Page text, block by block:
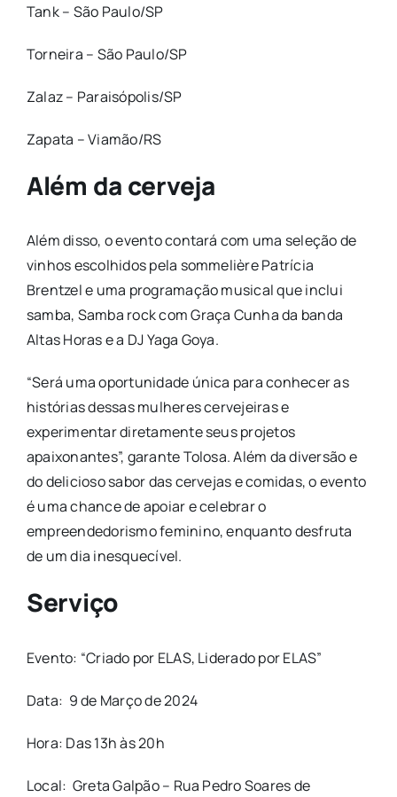
Tank – São Paulo/SP
Torneira – São Paulo/SP
Zalaz – Paraisópolis/SP
Zapata – Viamão/RS
Além da cerveja
Além disso, o evento contará com uma seleção de
vinhos escolhidos pela sommelière Patrícia
Brentzel e uma programação musical que inclui
samba, Samba rock com Graça Cunha da banda
Altas Horas e a DJ Yaga Goya.
“Será uma oportunidade única para conhecer as
histórias dessas mulheres cervejeiras e
experimentar diretamente seus projetos
apaixonantes”, garante Tolosa. Além da diversão e
do delicioso sabor das cervejas e comidas, o evento
é uma chance de apoiar e celebrar o
empreendedorismo feminino, enquanto desfruta
de um dia inesquecível.
Serviço
Evento: “Criado por ELAS, Liderado por ELAS”
Data: 9 de Março de 2024
Hora: Das 13h às 20h
Local: Greta Galpão – Rua Pedro Soares de